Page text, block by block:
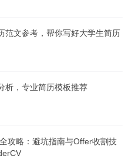
范文参考，帮你写好大学生简历
析，专业简历模板推荐
攻略：避坑指南与Offer收割技